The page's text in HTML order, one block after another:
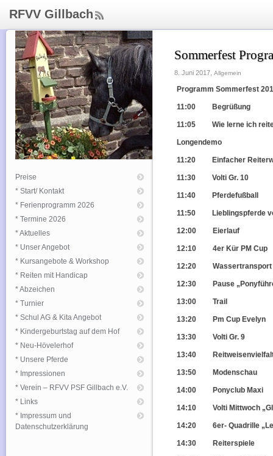
RFVV Gillbach
d
Rs
s
Sommerfest
8. Juni 2017, Allgemein
Programm Sommerfest
11:00 Begrüßung
11:05 Wie lerne ich
Longendemo
11:20 Einfacher
11:30 Volti Gr. 10
11:40 Pferdefußball
11:50 Lieblingspferde
12:00 Eierlauf
12:10 4er Kür PM Cup
12:20 Wassertransport
12:30 Pause
13:00 Trail
13:20 Pm Cup Evelyn
13:30 Volti Gr. 9
13:40
13:50 Modenschau
14:00 Ponyclub Maxi
14:10 Volti Mittwoch
14:20 6er- Quadrille
14:30 Reiterspiele
Preise
* Start/ Kontakt
* Ferienprogramm 2026
* Termine 2026
* Aktuelles
* Unser Angebot
* Kursangebote & Workshop
* Reiten mit Handicap
* Abzeichen
* Turnier
* Schul AG & Kita Angebot
* Kindergeburtstag auf dem Hof
* Neu-Hövelerhof
* Unsere Pferde
* Impressionen
* Verein – RFVV PSF Gillbach e.V.
* Links
* Impressum und
Datenschutzerklärung